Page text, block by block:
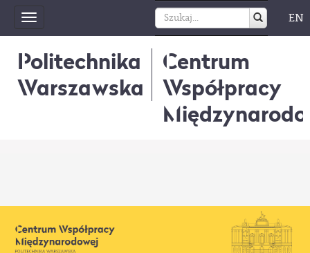
Toggle
navigation
EN
Politechnika
Warszawska
Centrum
Współpracy